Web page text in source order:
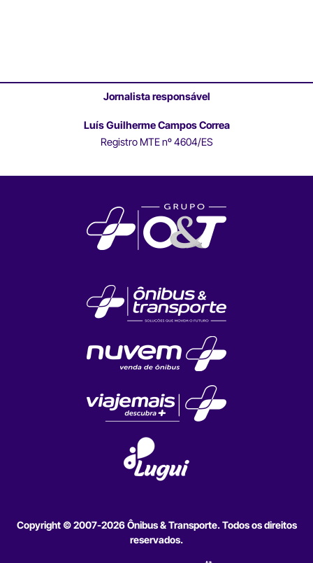
Jornalista responsável
Luís Guilherme Campos Correa
Registro MTE nº 4604/ES
Copyright © 2007-2026 Ônibus & Transporte. Todos os direitos
reservados.